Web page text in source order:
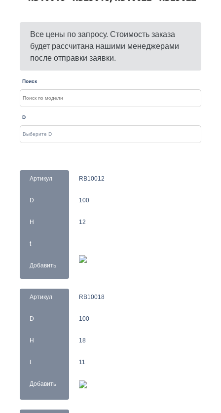
Все цены по запросу. Стоимость заказа
будет рассчитана нашими менеджерами
после отправки заявки.
Поиск
D
Артикул
D
H
t
Добавить
RB10012
100
12
Артикул
D
H
t
Добавить
RB10018
100
18
11